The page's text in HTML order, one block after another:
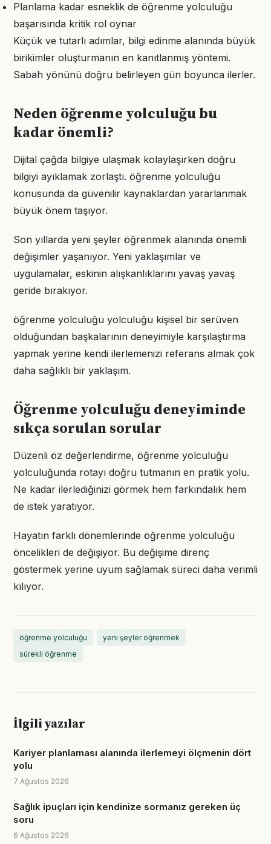
Planlama kadar esneklik de öğrenme yolculuğu
başarısında kritik rol oynar
Küçük ve tutarlı adımlar, bilgi edinme alanında büyük
birikimler oluşturmanın en kanıtlanmış yöntemi.
Sabah yönünü doğru belirleyen gün boyunca ilerler.
Neden öğrenme yolculuğu bu
kadar önemli?
Dijital çağda bilgiye ulaşmak kolaylaşırken doğru
bilgiyi ayıklamak zorlaştı. öğrenme yolculuğu
konusunda da güvenilir kaynaklardan yararlanmak
büyük önem taşıyor.
Son yıllarda yeni şeyler öğrenmek alanında önemli
değişimler yaşanıyor. Yeni yaklaşımlar ve
uygulamalar, eskinin alışkanlıklarını yavaş yavaş
geride bırakıyor.
öğrenme yolculuğu yolculuğu kişisel bir serüven
olduğundan başkalarının deneyimiyle karşılaştırma
yapmak yerine kendi ilerlemenizi referans almak çok
daha sağlıklı bir yaklaşım.
Öğrenme yolculuğu deneyiminde
sıkça sorulan sorular
Düzenli öz değerlendirme, öğrenme yolculuğu
yolculuğunda rotayı doğru tutmanın en pratik yolu.
Ne kadar ilerlediğinizi görmek hem farkındalık hem
de istek yaratıyor.
Hayatın farklı dönemlerinde öğrenme yolculuğu
öncelikleri de değişiyor. Bu değişime direnç
göstermek yerine uyum sağlamak süreci daha verimli
kılıyor.
öğrenme yolculuğu
yeni şeyler öğrenmek
sürekli öğrenme
İlgili yazılar
Kariyer planlaması alanında ilerlemeyi ölçmenin dört
yolu
7 Ağustos 2026
Sağlık ipuçları için kendinize sormanız gereken üç
soru
6 Ağustos 2026